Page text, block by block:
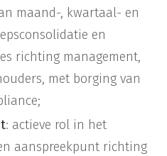
maand-, kwartaal- en
en
richting management,
met borging van
: actieve rol in het
aanspreekpunt richting